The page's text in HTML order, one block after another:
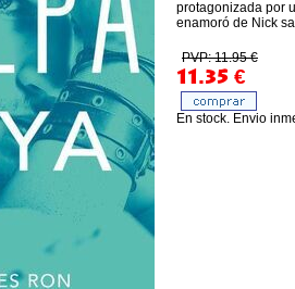
protagonizada por
enamoró de Nick
PVP: 11.95 €
11.35 €
En stock. Envio